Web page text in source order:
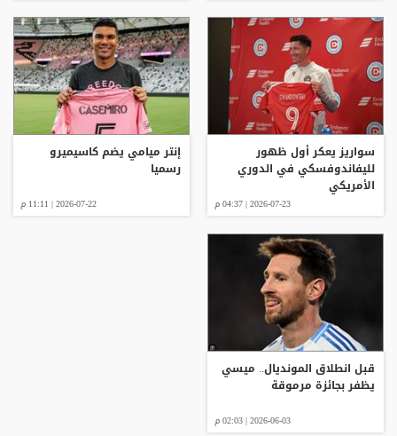
سواريز يعكر أول ظهور
لليفاندوفسكي في الدوري
الأمريكي
2026-07-23 | 04:37 م
إنتر ميامي يضم كاسيميرو
رسميا
2026-07-22 | 11:11 م
قبل انطلاق المونديال.. ميسي
يظفر بجائزة مرموقة
2026-06-03 | 02:03 م